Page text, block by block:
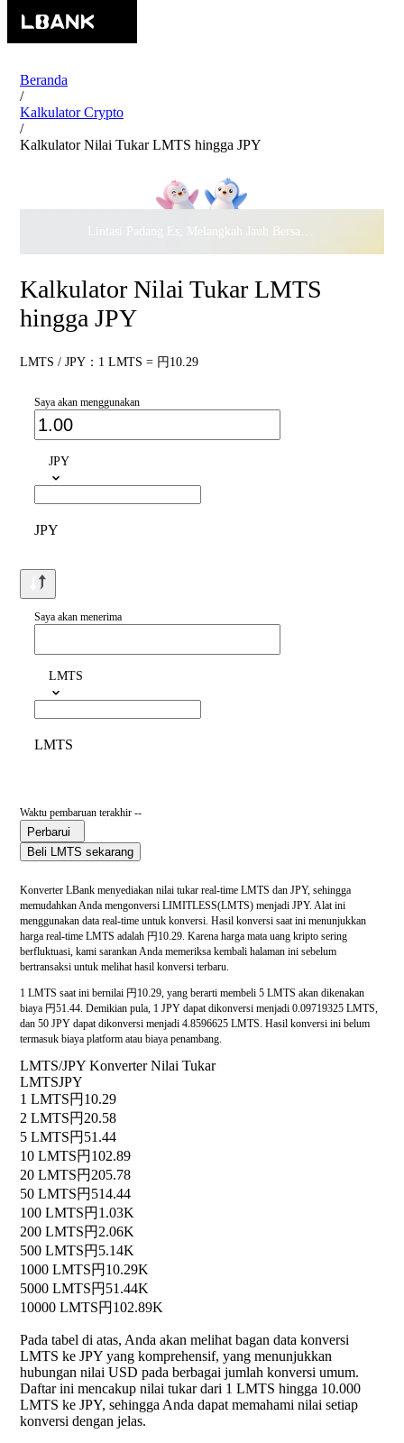
Beranda
/
Kalkulator Crypto
/
Kalkulator Nilai Tukar LMTS hingga JPY
Lintasi Padang Es, Melangkah Jauh Bersama · Rayakan
Kalkulator Nilai Tukar LMTS
hingga JPY
LMTS / JPY：1 LMTS = 円10.29
Saya akan menggunakan
JPY
JPY
Saya akan menerima
LMTS
LMTS
Waktu pembaruan terakhir --
Perbarui
Beli LMTS sekarang
Konverter LBank menyediakan nilai tukar real-time LMTS dan JPY, sehingga
memudahkan Anda mengonversi LIMITLESS(LMTS) menjadi JPY. Alat ini
menggunakan data real-time untuk konversi. Hasil konversi saat ini menunjukkan
harga real-time LMTS adalah 円10.29. Karena harga mata uang kripto sering
berfluktuasi, kami sarankan Anda memeriksa kembali halaman ini sebelum
bertransaksi untuk melihat hasil konversi terbaru.
1 LMTS saat ini bernilai 円10.29, yang berarti membeli 5 LMTS akan dikenakan
biaya 円51.44. Demikian pula, 1 JPY dapat dikonversi menjadi 0.09719325 LMTS,
dan 50 JPY dapat dikonversi menjadi 4.8596625 LMTS. Hasil konversi ini belum
termasuk biaya platform atau biaya penambang.
LMTS/JPY Konverter Nilai Tukar
LMTSJPY
1 LMTS円10.29
2 LMTS円20.58
5 LMTS円51.44
10 LMTS円102.89
20 LMTS円205.78
50 LMTS円514.44
100 LMTS円1.03K
200 LMTS円2.06K
500 LMTS円5.14K
1000 LMTS円10.29K
5000 LMTS円51.44K
10000 LMTS円102.89K
Pada tabel di atas, Anda akan melihat bagan data konversi
LMTS ke JPY yang komprehensif, yang menunjukkan
hubungan nilai USD pada berbagai jumlah konversi umum.
Daftar ini mencakup nilai tukar dari 1 LMTS hingga 10.000
LMTS ke JPY, sehingga Anda dapat memahami nilai setiap
konversi dengan jelas.